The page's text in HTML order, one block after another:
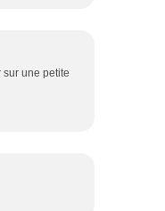
une petite